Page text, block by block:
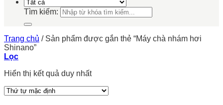
Tìm kiếm:
Trang chủ /Sản phẩm được gắn thẻ “Máy chà nhám hơi
Shinano”
Lọc
Hiển thị kết quả duy nhất